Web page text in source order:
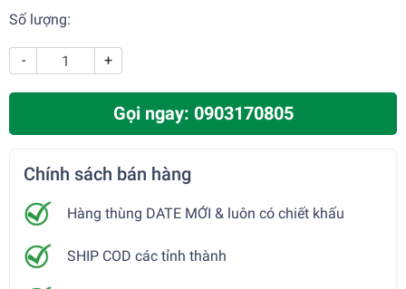
Số lượng:
- +
Gọi ngay: 0903170805
Chính sách bán hàng
Hàng thùng DATE MỚI & luôn có chiết khấu
SHIP COD các tỉnh thành